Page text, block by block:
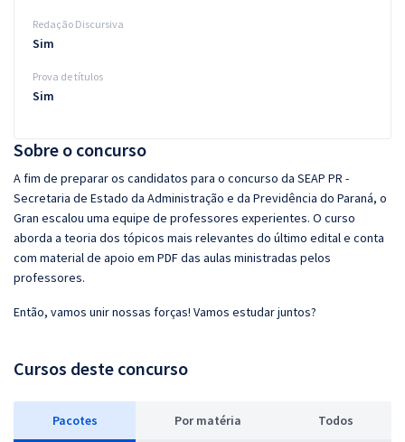
Sobre o concurso
A fim de preparar os candidatos para o concurso da SEAP PR -
Secretaria de Estado da Administração e da Previdência do Paraná, o
Gran escalou uma equipe de professores experientes. O curso
aborda a teoria dos tópicos mais relevantes do último edital e conta
com material de apoio em PDF das aulas ministradas pelos
professores.
Então, vamos unir nossas forças! Vamos estudar juntos?
Cursos deste concurso
Pacotes Por matéria Todos
Redação Discursiva
Sim
Prova de títulos
Sim